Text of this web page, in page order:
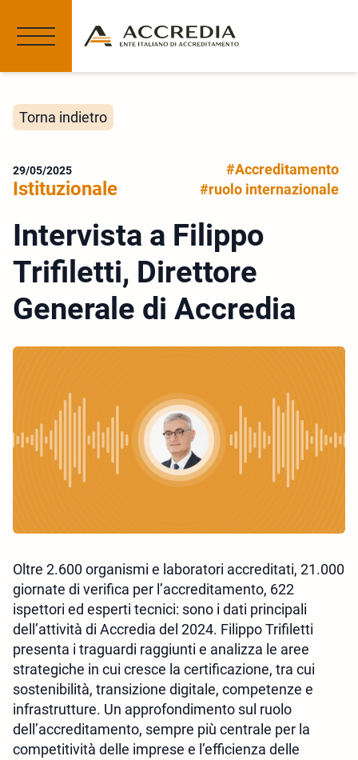
Torna indietro
29/05/2025
Istituzionale
#Accreditamento
#ruolo internazionale
Intervista a Filippo
Trifiletti, Direttore
Generale di Accredia
Oltre 2.600 organismi e laboratori accreditati, 21.000
giornate di verifica per l’accreditamento, 622
ispettori ed esperti tecnici: sono i dati principali
dell’attività di Accredia del 2024. Filippo Trifiletti
presenta i traguardi raggiunti e analizza le aree
strategiche in cui cresce la certificazione, tra cui
sostenibilità, transizione digitale, competenze e
infrastrutture. Un approfondimento sul ruolo
dell’accreditamento, sempre più centrale per la
competitività delle imprese e l’efficienza delle